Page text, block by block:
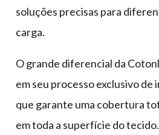
soluções precisas para
carga.
O grande diferencial da
em seu processo exclusivo de
que garante uma cobertura
em toda a superfície do